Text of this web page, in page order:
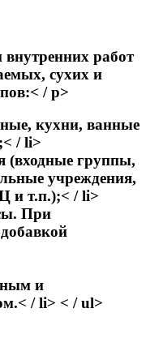
работ
сухих и
/ p>
кухни, ванные
/ li>
(входные группы,
учреждения,
и т.п.);< / li>
При
и
/ li> < / ul>